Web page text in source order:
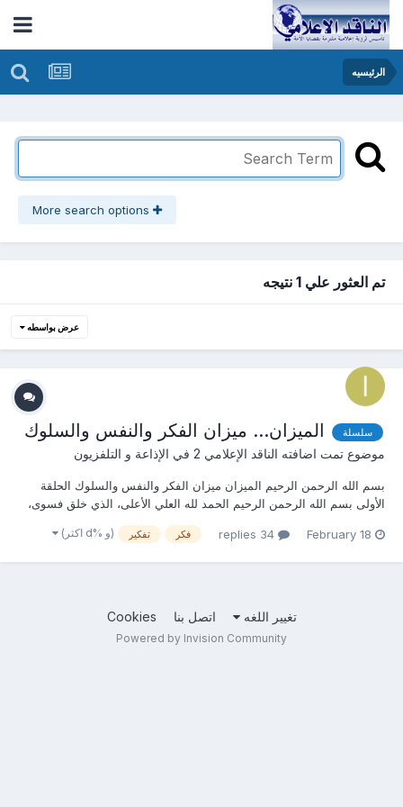
الرئيسيه
تم العثور علي 1 نتيجه
عرض بواسطه
سلسلة الميزان... ميزان الفكر والنفس والسلوك
موضوع تمت اضافته الناقد الإعلامي 2 في الإذاعة و التلفزيون
بسم الله الرحمن الرحيم الميزان ميزان الفكر والنفس والسلوك الحلقة
الأولى بسم الله الرحمن الرحيم الحمد لله العلي الأعلى، الذي خلق فسوى،
February 18
فكر تفكير (و %d اكثر)
تغيير اللغه اتصل بنا Cookies
Powered by Invision Community